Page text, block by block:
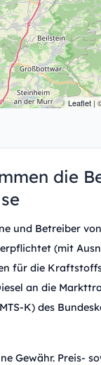
Leaflet|
die
und Betreiber
(mit
für die
an die
K) des
Gewähr. Preis-